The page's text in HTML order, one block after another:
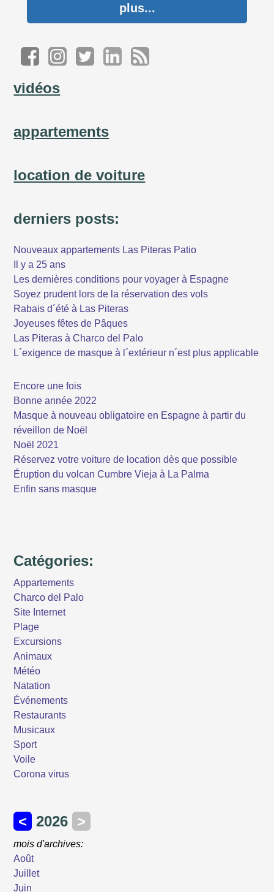
plus...
vidéos
appartements
location de voiture
derniers posts:
Nouveaux appartements Las Piteras Patio
Il y a 25 ans
Les dernières conditions pour voyager à Espagne
Soyez prudent lors de la réservation des vols
Rabais d´été à Las Piteras
Joyeuses fêtes de Pâques
Las Piteras à Charco del Palo
L´exigence de masque à l´extérieur n´est plus applicable
Encore une fois
Bonne année 2022
Masque à nouveau obligatoire en Espagne à partir du
réveillon de Noël
Noël 2021
Réservez votre voiture de location dès que possible
Éruption du volcan Cumbre Vieja à La Palma
Enfin sans masque
Catégories:
Appartements
Charco del Palo
Site Internet
Plage
Excursions
Animaux
Météo
Natation
Événements
Restaurants
Musicaux
Sport
Voile
Corona virus